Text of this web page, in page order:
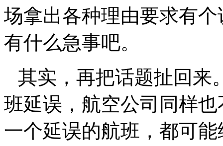
场拿出各种理由要求有
有什么急事吧。
其实，再把话题扯回来
班延误，航空公司同样
一个延误的航班，都可